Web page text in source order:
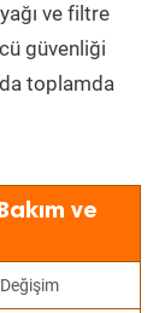
ve filtre
güvenliği
toplamda
ve